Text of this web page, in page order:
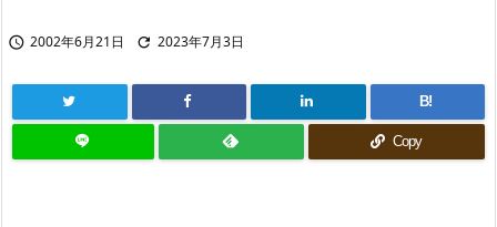
 2002年6月21日  2023年7月3日
B!
Copy